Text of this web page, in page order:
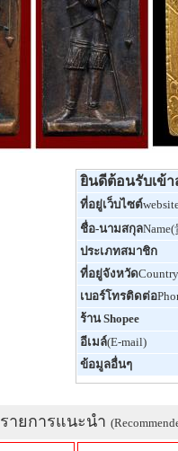
ยินดีต้อนรับเข้
ที่อยู่เว็บไซต์
ชื่อ-นามสกุล
ประเภทสมาชิก
ที่อยู่จังหวัด
เบอร์โทรติดต่อ
ร้าน Shopee
อีเมล์(E-mail)
ข้อมูลอื่นๆ
รายการแนะนำ